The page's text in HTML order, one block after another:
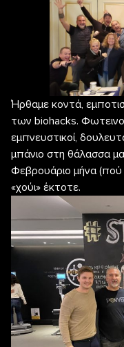
Ήρθαμε κοντά,
των biohacks.
εμπνευστικοί,
μπάνιο στη θάλασσα
Φεβρουάριο μήνα (πού
«χούι» έκτοτε.